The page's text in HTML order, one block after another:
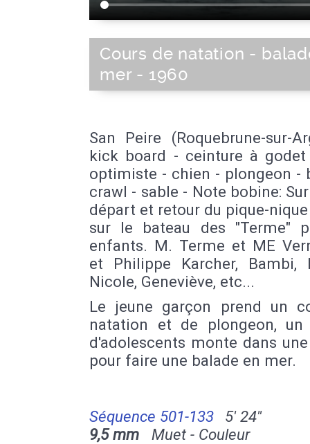
Cours de natation -
mer - 1960
San Peire (Roquebrune-sur-
kick board - ceinture à
optimiste - chien - plongeon -
crawl - sable - Note bobine:
départ et retour du pique-
sur le bateau des "Terme"
enfants. M. Terme et ME
et Philippe Karcher, Bambi,
Nicole, Geneviève, etc...
Le jeune garçon prend un
natation et de plongeon, un
d'adolescents monte dans
pour faire une balade en mer.
Séquence 501-133
5' 24''
9,5 mm Muet - Couleur